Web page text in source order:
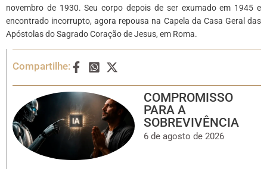
novembro de 1930. Seu corpo depois de ser exumado em 1945 e
encontrado incorrupto, agora repousa na Capela da Casa Geral das
Apóstolas do Sagrado Coração de Jesus, em Roma.
Compartilhe:
COMPROMISSO
PARA A
SOBREVIVÊNCIA
6 de agosto de 2026